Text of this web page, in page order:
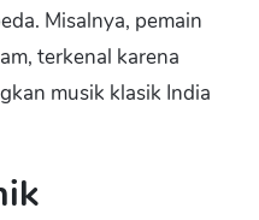
Misalnya, pemain
terkenal karena
musik klasik India